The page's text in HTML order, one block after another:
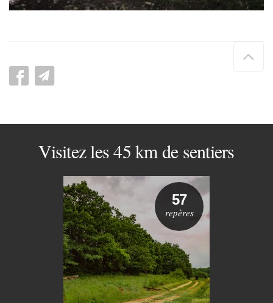
de
Visitez les 45 km de sentiers
57
repères